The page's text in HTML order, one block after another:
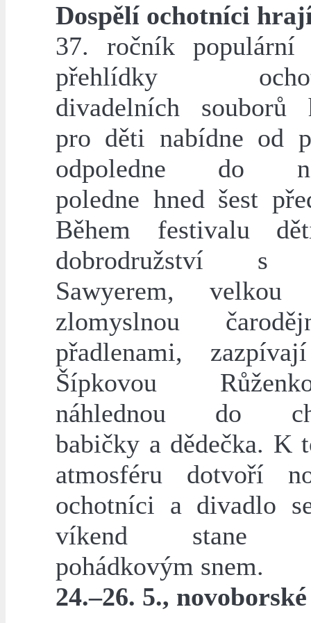
Dospělí ochotníci
37. ročník populární
přehlídky
divadelních souborů
pro děti nabídne od
odpoledne do
poledne hned šest
Během festivalu
dobrodružství s
Sawyerem, velkou
zlomyslnou
přadlenami,
Šípkovou
náhlednou do
babičky a dědečka. K
atmosféru dotvoří
ochotníci a divadlo
víkend stane
pohádkovým snem.
24.–26. 5.,